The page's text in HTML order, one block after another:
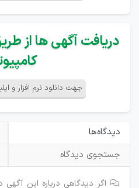
دریافت آگهی ها از
جهت دانلود نرم افزار و
دیدگاه‌ها
جستجوی دیدگاه
اگر دیدگاهی درباره این آگهی